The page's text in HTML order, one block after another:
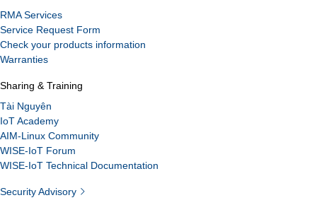
RMA Services
Service Request Form
Check your products information
Warranties
Sharing & Training
Tài Nguyên
IoT Academy
AIM-Linux Community
WISE-IoT Forum
WISE-IoT Technical Documentation
Security Advisory